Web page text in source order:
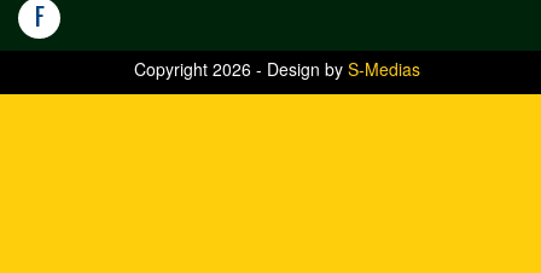
F
Copyright 2026 - Design by S-Medias